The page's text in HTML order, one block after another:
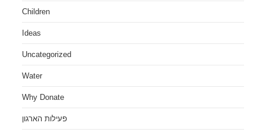
Children
Ideas
Uncategorized
Water
Why Donate
פעילות הארגון